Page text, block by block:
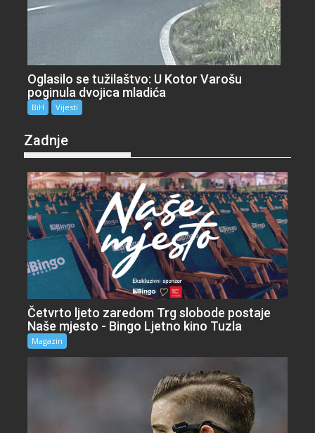
Oglasilo se tužilaštvo: U Kotor Varošu
poginula dvojica mladića
BiH Vijesti
Zadnje
Četvrto ljeto zaredom Trg slobode postaje
Naše mjesto - Bingo Ljetno kino Tuzla
Magazin